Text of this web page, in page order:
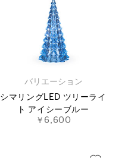
バリエーション
シマリングLED ツリーライ
ト アイシーブルー
￥6,600